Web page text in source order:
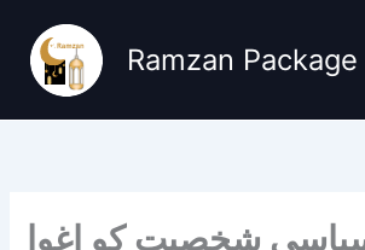
content
Ramzan
شخصیت کو اغوا